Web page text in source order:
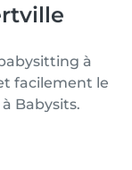
à
facilement le
Babysits.